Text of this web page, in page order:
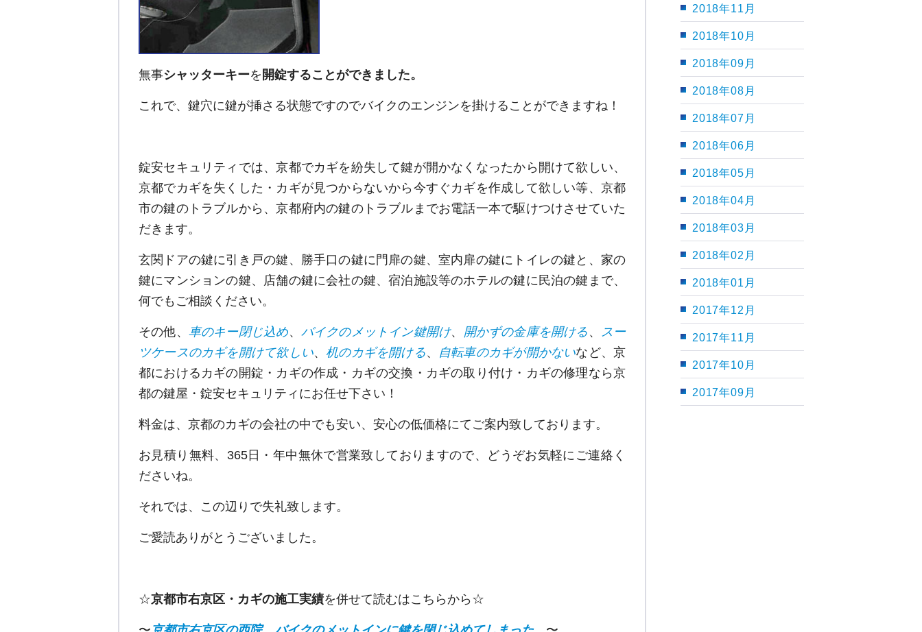
無事シャッターキーを 開錠することができました。
これで、鍵穴に鍵が挿さる状態ですのでバイクのエンジンを掛けることができますね！
錠安セキュリティでは、京都でカギを紛失して鍵が開かなくなったから開けて欲しい、
京都でカギを失くした・カギが見つからないから今すぐカギを作成して欲しい等、京都
市の鍵のトラブルから、京都府内の鍵のトラブルまでお電話一本で駆けつけさせていた
だきます。
玄関ドアの鍵に引き戸の鍵、勝手口の鍵に門扉の鍵、室内扉の鍵にトイレの鍵と、家の
鍵にマンションの鍵、店舗の鍵に会社の鍵、宿泊施設等のホテルの鍵に民泊の鍵まで、
何でもご相談ください。
その他、 車のキー閉じ込め、 バイクのメットイン鍵開け、 開かずの金庫を開ける 、 スー
ツケースのカギを開けて欲しい、 机のカギを開ける、 自転車のカギが開かないなど、京
都におけるカギの開錠・カギの作成・カギの交換・カギの取り付け・カギの修理なら京
都の鍵屋・錠安セキュリティにお任せ下さい！
料金は、京都のカギの会社の中でも安い、安心の低価格にてご案内致しております。
お見積り無料、365日・年中無休で営業致しておりますので、どうぞお気軽にご連絡く
ださいね。
それでは、この辺りで失礼致します。
ご愛読ありがとうございました。
☆京都市右京区・カギの施工実績を併せて読むはこちらから☆
2018年11月
2018年10月
2018年09月
2018年08月
2018年07月
2018年06月
2018年05月
2018年04月
2018年03月
2018年02月
2018年01月
2017年12月
2017年11月
2017年10月
2017年09月